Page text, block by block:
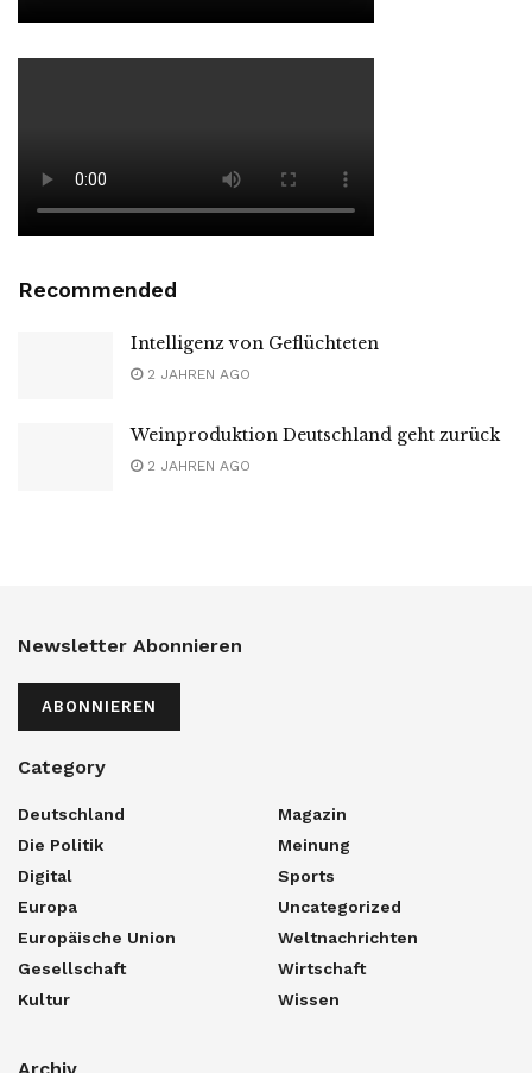
Recommended
Intelligenz von Geflüchteten
2 JAHREN AGO
Weinproduktion Deutschland geht zurück
2 JAHREN AGO
Newsletter Abonnieren
ABONNIEREN
Category
Deutschland
Die Politik
Digital
Europa
Europäische Union
Gesellschaft
Kultur
Magazin
Meinung
Sports
Uncategorized
Weltnachrichten
Wirtschaft
Wissen